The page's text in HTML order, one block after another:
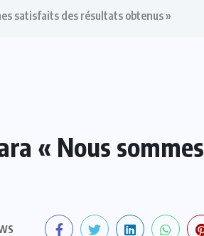
satisfaits des résultats obtenus »
« Nous sommes